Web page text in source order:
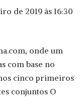
de 2019 às 16:30
onde um
com base no
cinco primeiros
conjuntos O